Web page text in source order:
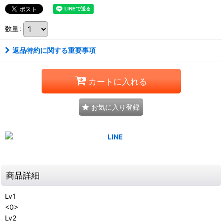
数量:
返品特約に関する重要事項
カートに入れる
お気に入り登録
商品詳細
Lv1
<0>
Lv2